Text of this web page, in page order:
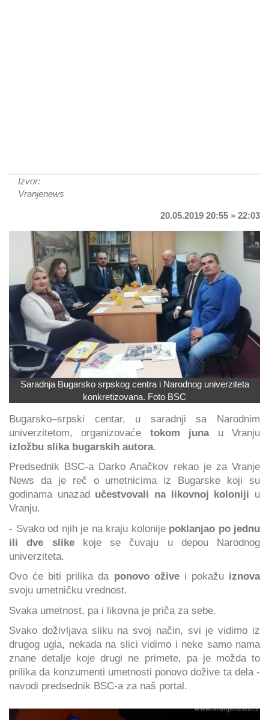
Izvor:
Vranjenews
20.05.2019 20:55 » 22:03
Saradnja Bugarsko srpskog centra i Narodnog univerziteta
konkretizovana. Foto BSC
Bugarsko–srpski centar, u saradnji sa Narodnim
univerzitetom, organizovaće tokom junau Vranju
izložbu slika bugarskih autora.
Predsednik BSC-a Darko Anačkov rekao je za Vranje
News da je reč o umetnicima iz Bugarske koji su
godinama unazad učestvovali na likovnoj koloniji u
Vranju.
- Svako od njih je na kraju kolonije poklanjao po jednu
ili dve slikekoje se čuvaju u depou Narodnog
univerziteta.
Ovo će biti prilika da ponovo oživei pokažuiznova
svoju umetničku vrednost.
Svaka umetnost, pa i likovna je priča za sebe.
Svako doživljava sliku na svoj način, svi je vidimo iz
drugog ugla, nekada na slici vidimo i neke samo nama
znane detalje koje drugi ne primete, pa je možda to
prilika da konzumenti umetnosti ponovo dožive ta dela -
navodi predsednik BSC-a za naš portal.